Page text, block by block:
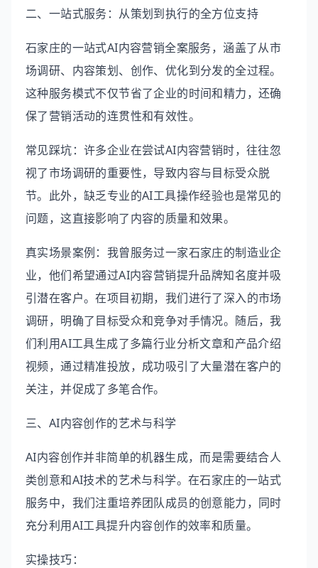
二、一站式服务：从策划到执行的全方位支持
石家庄的一站式AI内容营销全案服务，涵盖了从市
场调研、内容策划、创作、优化到分发的全过程。
这种服务模式不仅节省了企业的时间和精力，还确
保了营销活动的连贯性和有效性。
常见踩坑：许多企业在尝试AI内容营销时，往往忽
视了市场调研的重要性，导致内容与目标受众脱
节。此外，缺乏专业的AI工具操作经验也是常见的
问题，这直接影响了内容的质量和效果。
真实场景案例：我曾服务过一家石家庄的制造业企
业，他们希望通过AI内容营销提升品牌知名度并吸
引潜在客户。在项目初期，我们进行了深入的市场
调研，明确了目标受众和竞争对手情况。随后，我
们利用AI工具生成了多篇行业分析文章和产品介绍
视频，通过精准投放，成功吸引了大量潜在客户的
关注，并促成了多笔合作。
三、AI内容创作的艺术与科学
AI内容创作并非简单的机器生成，而是需要结合人
类创意和AI技术的艺术与科学。在石家庄的一站式
服务中，我们注重培养团队成员的创意能力，同时
充分利用AI工具提升内容创作的效率和质量。
实操技巧：